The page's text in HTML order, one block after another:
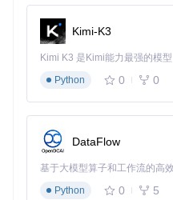
根据你的技术背景和需求选
新手友好型
git clone
rors/wa/
将工具包解压至游戏根目
进阶定制型（模块化安装）：
克隆仓库后进入 plugin
根据需求复制特定插件到
Kimi-K3
Python
0 0
DataFlow
基于大模型算子和工作流的高
Python
0 5